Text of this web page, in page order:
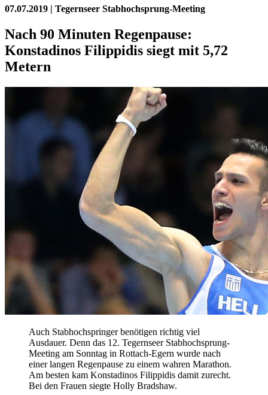
07.07.2019 | Tegernseer Stabhochsprung-Meeting
Nach 90 Minuten Regenpause:
Konstadinos Filippidis siegt mit 5,72
Metern
Auch Stabhochspringer benötigen richtig viel
Ausdauer. Denn das 12. Tegernseer Stabhochsprung-
Meeting am Sonntag in Rottach-Egern wurde nach
einer langen Regenpause zu einem wahren Marathon.
Am besten kam Konstadinos Filippidis damit zurecht.
Bei den Frauen siegte Holly Bradshaw.